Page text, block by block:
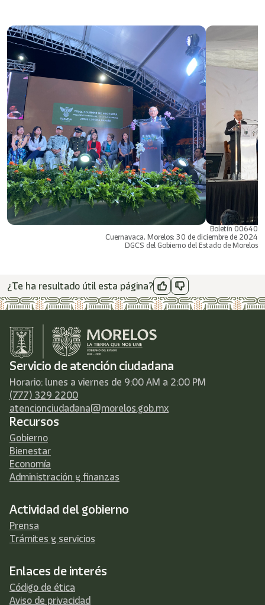
Boletín 00640
Cuernavaca, Morelos; 30 de diciembre de 2024
DGCS del Gobierno del Estado de Morelos
¿Te ha resultado útil esta página?
Servicio de atención ciudadana
Horario: lunes a viernes de 9:00 AM a 2:00 PM
(777) 329 2200
atencionciudadana@morelos.gob.mx
Recursos
Gobierno
Bienestar
Economía
Administración y finanzas
Actividad del gobierno
Prensa
Trámites y servicios
Enlaces de interés
Código de ética
Aviso de privacidad